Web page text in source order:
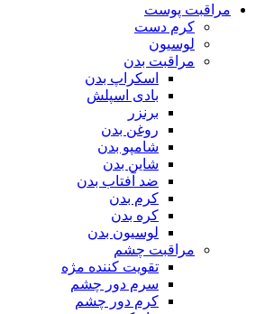
مراقبت پوست
کرم دست
لوسیون
مراقبت بدن
اسکراپ بدن
بادی اسپلش
برنزر
روغن بدن
شامپو بدن
شاین بدن
ضد آفتاب بدن
کرم بدن
کره بدن
لوسیون بدن
مراقبت چشم
تقویت کننده مژه
سرم دور چشم
کرم دور چشم